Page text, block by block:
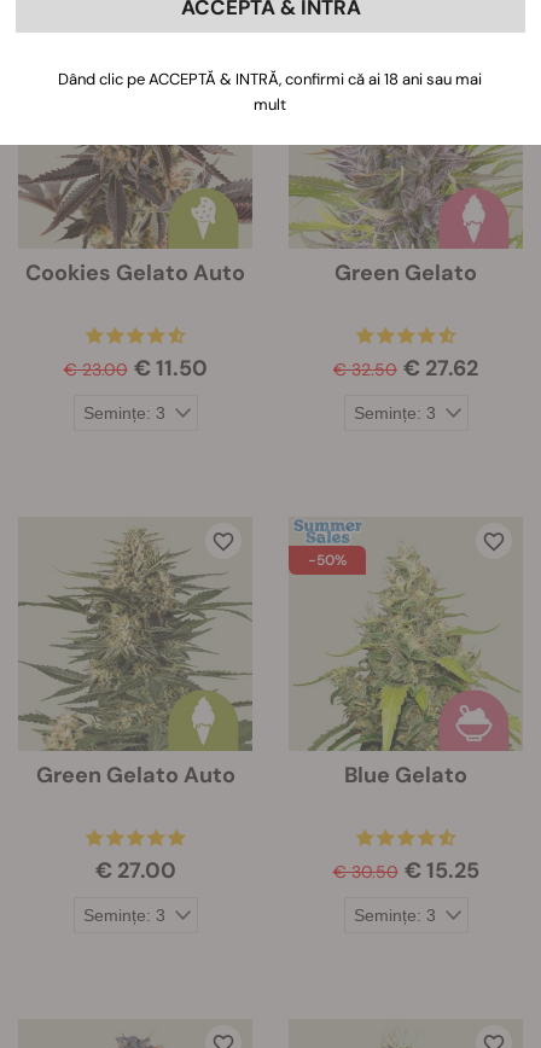
Cookies Gelato Auto
€ 23.00 € 11.50
Green Gelato
€ 32.50 € 27.62
Green Gelato Auto
€ 27.00
-50%
Blue Gelato
€ 30.50 € 15.25
ACCEPTĂ & INTRĂ
Dând clic pe ACCEPTĂ & INTRĂ, confirmi că ai 18 ani sau mai
mult